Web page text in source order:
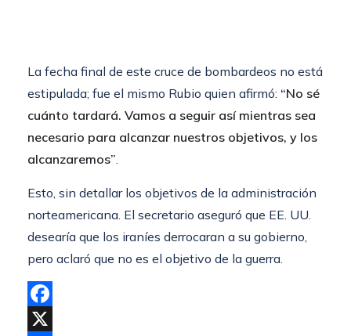
La fecha final de este cruce de bombardeos no está
estipulada; fue el mismo Rubio quien afirmó: “No sé
cuánto tardará. Vamos a seguir así mientras sea
necesario para alcanzar nuestros objetivos, y los
alcanzaremos”.
Esto, sin detallar los objetivos de la administración
norteamericana. El secretario aseguró que EE. UU.
desearía que los iraníes derrocaran a su gobierno,
pero aclaró que no es el objetivo de la guerra.
Facebook